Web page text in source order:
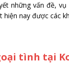
những vấn đề,
nay được các
tình tại